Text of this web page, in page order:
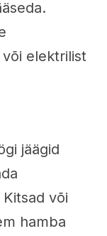
elektrilist
jäägid
või
hamba